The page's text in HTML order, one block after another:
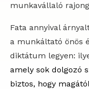
munkavállaló
Fata annyival
a munkáltató önös
diktátum legyen:
amely sok dolgozó
biztos, hogy